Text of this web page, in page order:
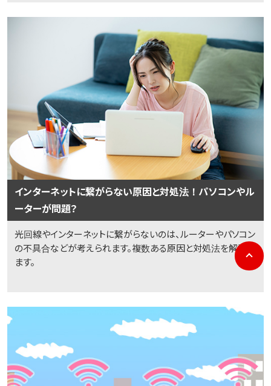
インターネットに繋がらない原因と対処法！パソコンやル
ーターが問題？
光回線やインターネットに繋がらないのは、ルーターやパソコン
の不具合などが考えられます。複数ある原因と対処法を解説し
ます。